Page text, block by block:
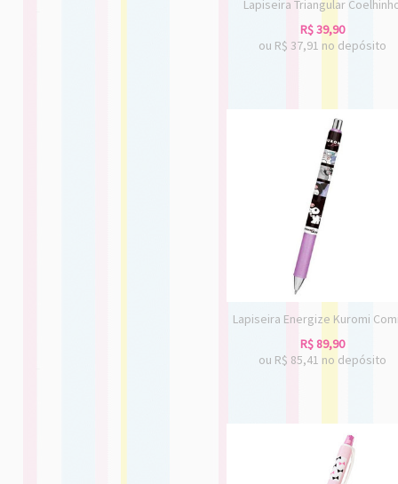
Lapiseira Triangular
R$39,90
ou R$ 37,91 no depósito
Lapiseira Energize Kuromi
R$ 89,90
ou R$ 85,41 no depósito